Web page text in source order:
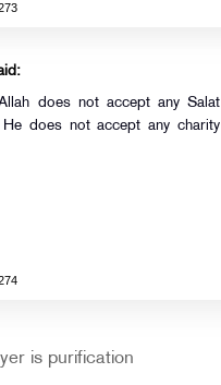
does not accept any Salat
does not accept any charity
is purification